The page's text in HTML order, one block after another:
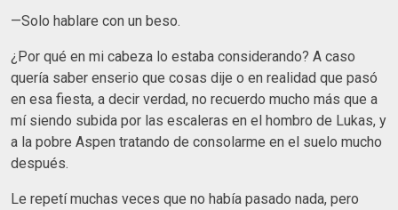
—Solo hablare con un beso.
¿Por qué en mi cabeza lo estaba considerando? A caso
quería saber enserio que cosas dije o en realidad que pasó
en esa fiesta, a decir verdad, no recuerdo mucho más que a
mí siendo subida por las escaleras en el hombro de Lukas, y
a la pobre Aspen tratando de consolarme en el suelo mucho
después.
Le repetí muchas veces que no había pasado nada, pero